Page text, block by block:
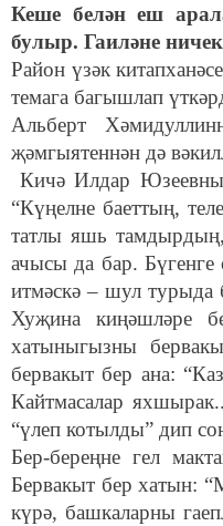
Кеше белән еш
булыр. Гаиләне
Район үзәк
темага багышлап
Альберт
җәмгыятеннән дә
Кичә Илдар
“Күңелне баеттың,
татлы яшь тамдырдың,
ачысы да бар. Бүгенге
итмәскә – шул турыда
Хуҗина киңәшләре
хатыныгызны
бервакыт бер ана:
Кайтмасалар
“үлеп котылды” дип
Бер-береңне гел
Бервакыт бер хатын:
күрә, башкаларны